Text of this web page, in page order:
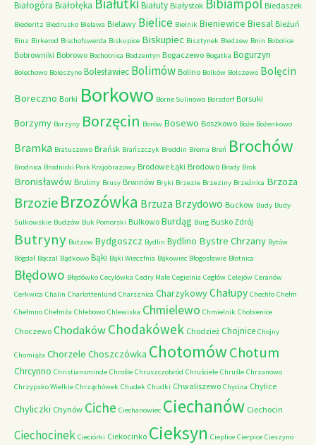
Białogóra Białołęka Białutki Białuty Białystok Bibiampol Biedaszek
Biederitz Biedrusko Bielawa Bielawy Bielice Bielnik Bieniewice Biesal Bieżuń
Binz Birkerod Bischofswerda Biskupice Biskupiec Bisztynek Bledzew Bnin Bobolice
Bobrowniki Bobrowo Bochotnica Bodzentyn Bogaczewo Bogatka Bogurzyn
Bolechowo Boleszyno Bolesławiec Bolimów Bolino Bolków Bolszewo Bolęcin
Boreczno Borki Borkowo Borne Sulinowo Borsdorf Borsuki
Borzymy Borzyny Borzęcin Borów Bosewo Boszkowo Boże Bożenkowo
Bramka Bratuszewo Brańsk Brańszczyk Breddin Brema Breń Brochów
Brodnica Brodnicki Park Krajobrazowy Brodowe Łąki Brodowo Brody Brok
Bronisławów Bruliny Brusy Brwinów Bryki Brzezie Brzeziny Brzeźnica Brzoza
Brzozie Brzozówka Brzuza Brzydowo Buckow Budy Budy
Sulkowskie Budzów Buk Pomorski Bulkowo Burdąg Burg Busko Zdrój
Butryny Butzow Bydgoszcz Bydlin Bydlino Bystre Chrzany Bytów
Bógdał Bączal Bądkowo Bąki Bąki Wieczfnia Bąkowiec Błogosławie Błotnica
Błędowo Błędówko Cecylówka Cedry Małe Cegielnia Cegłów Celejów Ceranów
Cerkwica Chalin Charlottenlund Charsznica CharzykowyChałupy Chechło Chełm
Chełmno Chełmża Chlebowo Chlewiska Chmielewo Chmielnik Chobienice
Choczewo ChodakówChodakówek Chodzież Chojnice Chojny
Chomiąża Chorzele Choszczówka ChotomówChotum
Chrcynno Christiansminde Chrośle Chruszczobród Chruściele Chruśle Chrzanowo
Chrzypsko Wielkie Chrząchówek Chudek Chudki Chwaliszewo Chycina Chylice
Chyliczki Chynów Ciche Ciechanowiec Ciechanów Ciechocin
Ciechocinek Cieciórki Ciekocinko Cieksyn Cieplice Cierpice Cieszyno